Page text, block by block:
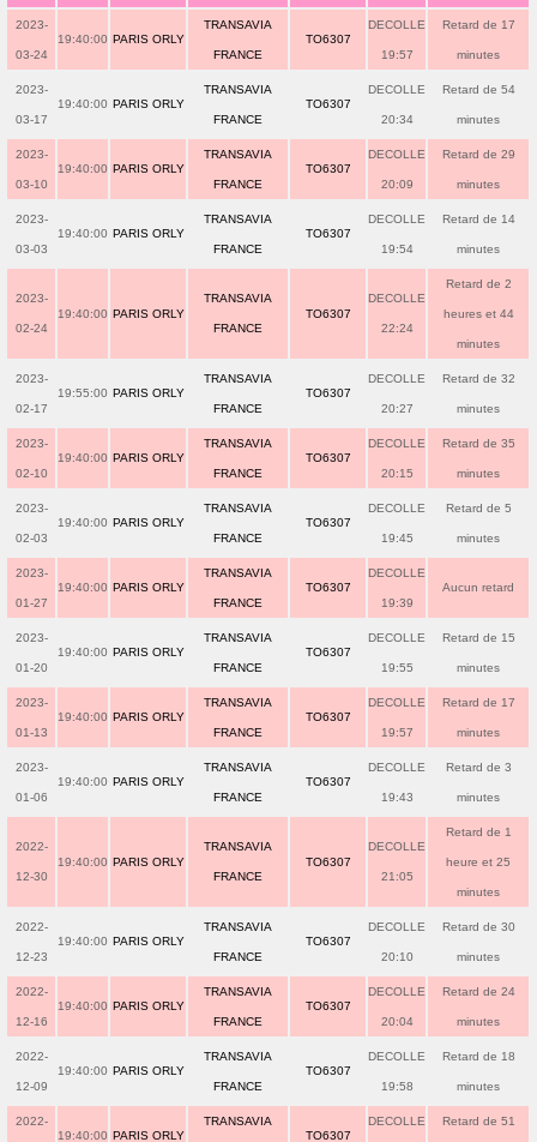
2023-
03-24
19:40:00 PARIS ORLY
TRANSAVIA
FRANCE
TO6307
DECOLLE
19:57
Retard de 17
minutes
2023-
03-17
19:40:00 PARIS ORLY
TRANSAVIA
FRANCE
TO6307
DECOLLE
20:34
Retard de 54
minutes
2023-
03-10
19:40:00 PARIS ORLY
TRANSAVIA
FRANCE
TO6307
DECOLLE
20:09
Retard de 29
minutes
2023-
03-03
19:40:00 PARIS ORLY
TRANSAVIA
FRANCE
TO6307
DECOLLE
19:54
Retard de 14
minutes
2023-
02-24
19:40:00 PARIS ORLY
TRANSAVIA
FRANCE
TO6307
DECOLLE
22:24
Retard de 2
heures et 44
minutes
2023-
02-17
19:55:00 PARIS ORLY
TRANSAVIA
FRANCE
TO6307
DECOLLE
20:27
Retard de 32
minutes
2023-
02-10
19:40:00 PARIS ORLY
TRANSAVIA
FRANCE
TO6307
DECOLLE
20:15
Retard de 35
minutes
2023-
02-03
19:40:00 PARIS ORLY
TRANSAVIA
FRANCE
TO6307
DECOLLE
19:45
Retard de 5
minutes
2023-
01-27
19:40:00 PARIS ORLY
TRANSAVIA
FRANCE
TO6307
DECOLLE
19:39
Aucun retard
2023-
01-20
19:40:00 PARIS ORLY
TRANSAVIA
FRANCE
TO6307
DECOLLE
19:55
Retard de 15
minutes
2023-
01-13
19:40:00 PARIS ORLY
TRANSAVIA
FRANCE
TO6307
DECOLLE
19:57
Retard de 17
minutes
2023-
01-06
19:40:00 PARIS ORLY
TRANSAVIA
FRANCE
TO6307
DECOLLE
19:43
Retard de 3
minutes
2022-
12-30
19:40:00 PARIS ORLY
TRANSAVIA
FRANCE
TO6307
DECOLLE
21:05
Retard de 1
heure et 25
minutes
2022-
12-23
19:40:00 PARIS ORLY
TRANSAVIA
FRANCE
TO6307
DECOLLE
20:10
Retard de 30
minutes
2022-
12-16
19:40:00 PARIS ORLY
TRANSAVIA
FRANCE
TO6307
DECOLLE
20:04
Retard de 24
minutes
2022-
12-09
19:40:00 PARIS ORLY
TRANSAVIA
FRANCE
TO6307
DECOLLE
19:58
Retard de 18
minutes
2022-
19:40:00 PARIS ORLY
TRANSAVIA
TO6307
DECOLLE Retard de 51